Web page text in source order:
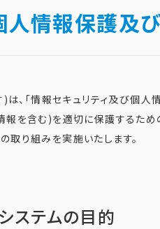
人情報保護及
)は、「情報セキュリティ及び
を含む)を適切に保護するため
取り組みを実施いたします。
ステムの目的